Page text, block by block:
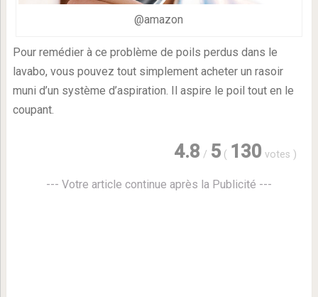
@amazon
Pour remédier à ce problème de poils perdus dans le
lavabo, vous pouvez tout simplement acheter un rasoir
muni d’un système d’aspiration. Il aspire le poil tout en le
coupant.
4.8 / 5 ( 130 votes )
--- Votre article continue après la Publicité ---